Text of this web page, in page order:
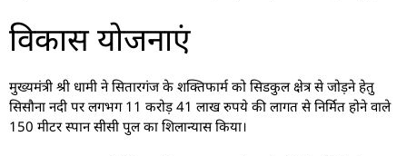
विकास योजनाएं
मुख्यमंत्री श्री धामी ने सितारगंज के शक्तिफार्म को सिडकुल क्षेत्र से जोड़ने हेतु
सिसौना नदी पर लगभग 11 करोड़ 41 लाख रुपये की लागत से निर्मित होने वाले
150 मीटर स्पान सीसी पुल का शिलान्यास किया।